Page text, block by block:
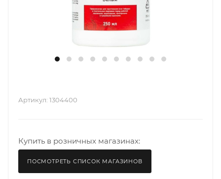
Артикул: 1304400
Купить в розничных магазинах:
ПОСМОТРЕТЬ СПИСОК МАГАЗИНОВ